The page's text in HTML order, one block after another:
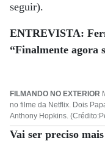
seguir).
ENTREVISTA:
“Finalmente agora
FILMANDO NO EXTERIOR
no filme da Netflix. Dois
Anthony Hopkins.
Vai ser preciso